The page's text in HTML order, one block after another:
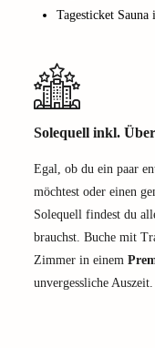
Tagesticket
Solequell inkl.
Egal, ob du ein paar
möchtest oder einen
Solequell findest du
brauchst. Buche mit
Zimmer in einem
unvergessliche Auszeit.